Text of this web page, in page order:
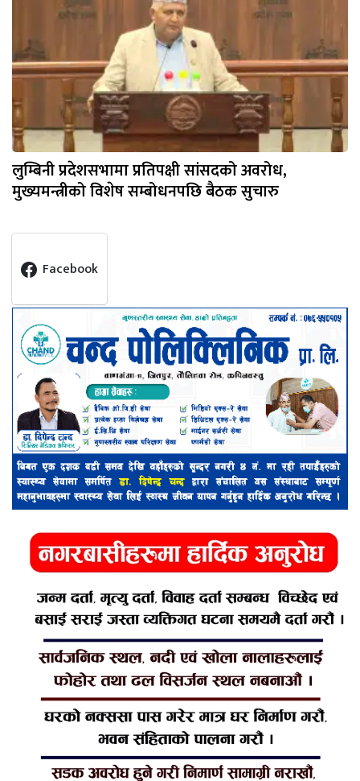
लुम्बिनी प्रदेशसभामा प्रतिपक्षी सांसदको अवरोध,
मुख्यमन्त्रीको विशेष सम्बोधनपछि बैठक सुचारु
Facebook